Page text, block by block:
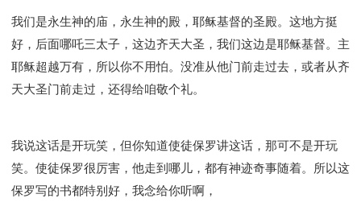
我们是永生神的庙，永生神的殿，耶稣基督的圣殿。这地方挺
好，后面哪吒三太子，这边齐天大圣，我们这边是耶稣基督。主
耶稣超越万有，所以你不用怕。没准从他门前走过去，或者从齐
天大圣门前走过，还得给咱敬个礼。
我说这话是开玩笑，但你知道使徒保罗讲这话，那可不是开玩
笑。使徒保罗很厉害，他走到哪儿，都有神迹奇事随着。所以这
保罗写的书都特别好，我念给你听啊，